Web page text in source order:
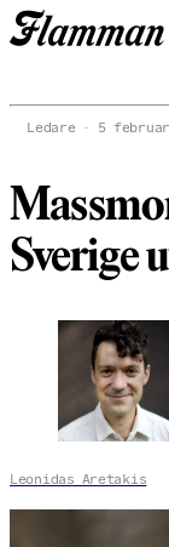
Ledare 5
Sverige
Leonidas Aretakis